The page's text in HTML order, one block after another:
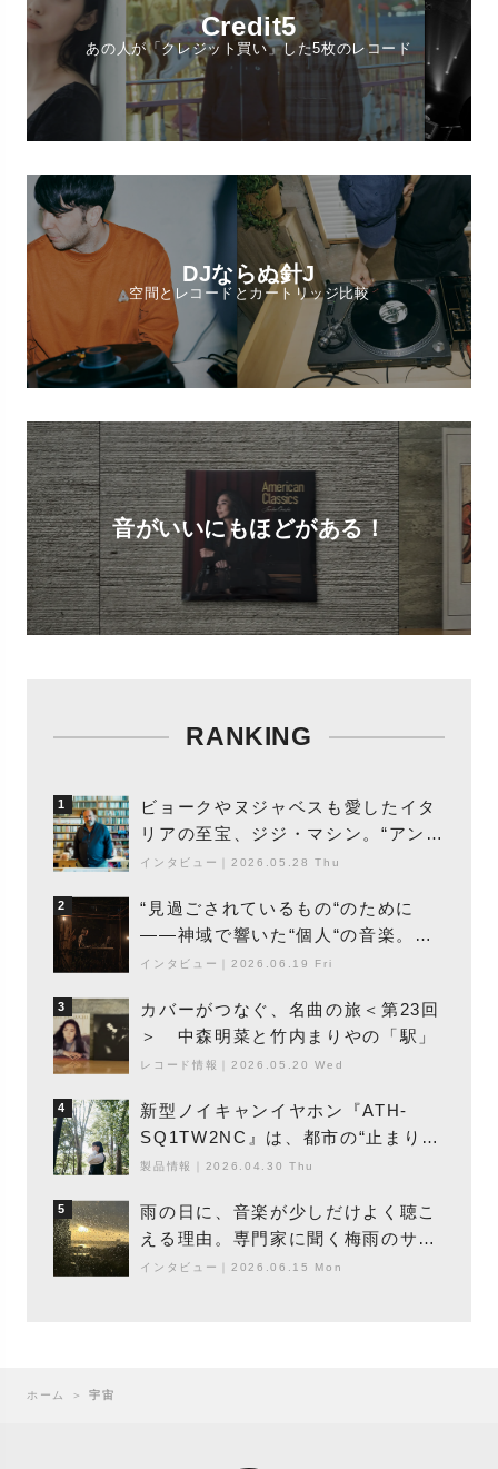
Credit5
あの人が「クレジット買い」した5枚のレコード
DJならぬ針J
空間とレコードとカートリッジ比較
音がいいにもほどがある！
RANKING
1
ビョークやヌジャベスも愛したイタ
リアの至宝、ジジ・マシン。“アンビ
エントの巨匠”が明かす創作の原点
インタビュー 2026.05.28 Thu
2
“見過ごされているもの“のために
――神域で響いた“個人“の音楽。冥
丁の『赤城 夜神楽』をレポート
インタビュー 2026.06.19 Fri
3
カバーがつなぐ、名曲の旅＜第23回
＞ 中森明菜と竹内まりやの「駅」
レコード情報 2026.05.20 Wed
4
新型ノイキャンイヤホン『ATH-
SQ1TW2NC』は、都市の“止まり
木”になり得るーシンガーソングライ
製品情報 2026.04.30 Thu
5
雨の日に、音楽が少しだけよく聴こ
える理由。専門家に聞く梅雨のサウ
ンドスケープ
インタビュー 2026.06.15 Mon
ホーム ＞ 宇宙